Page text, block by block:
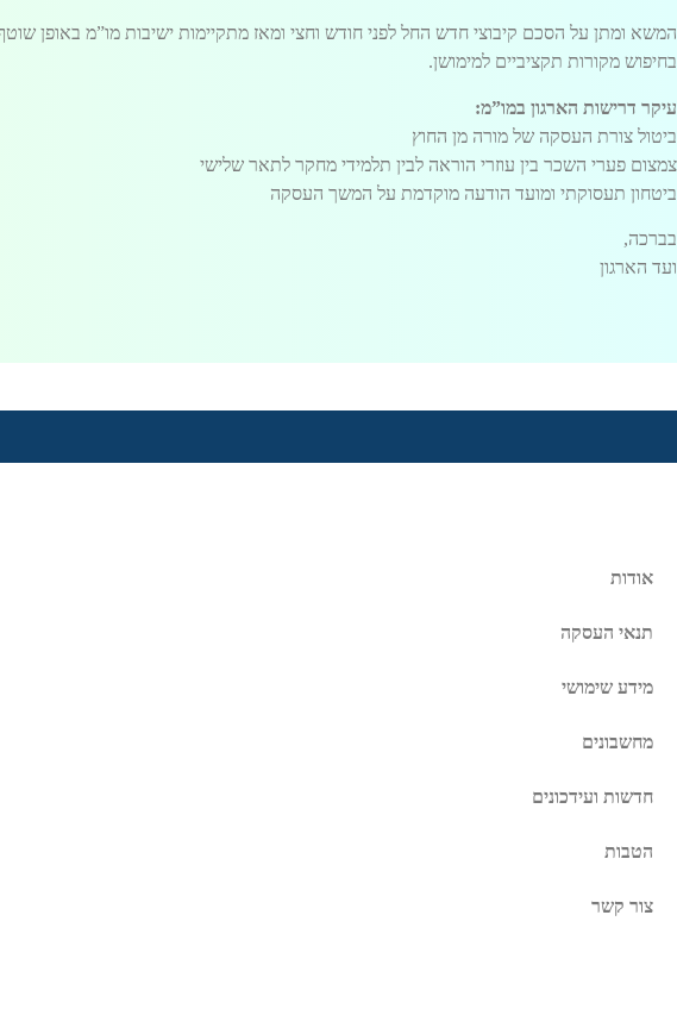
המשא ומתן על הסכם קיבוצי חדש החל לפני חודש וחצי ומאז מתקיימות ישיבות מו”מ באופן
בחיפוש מקורות תקציביים למימושן.
עיקר דרישות הארגון במו”מ:
ביטול צורת העסקה של מורה מן החוץ
צמצום פערי השכר בין עוזרי הוראה לבין תלמידי מחקר לתאר שלישי
ביטחון תעסוקתי ומועד הודעה מוקדמת על המשך העסקה
בברכה,
ועד הארגון
אודות
תנאי העסקה
מידע שימושי
מחשבונים
חדשות ועידכונים
הטבות
צור קשר